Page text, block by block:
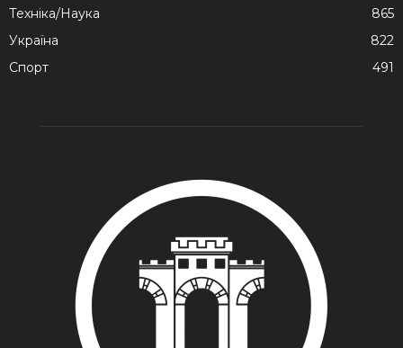
Техніка/Наука
865
Україна
822
Спорт
491